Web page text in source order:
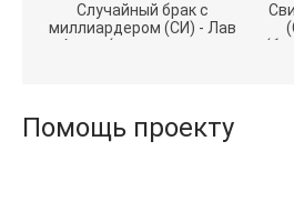
Случайный брак с
миллиардером (СИ) - Лав
Агата (полная версия
Помощь проекту